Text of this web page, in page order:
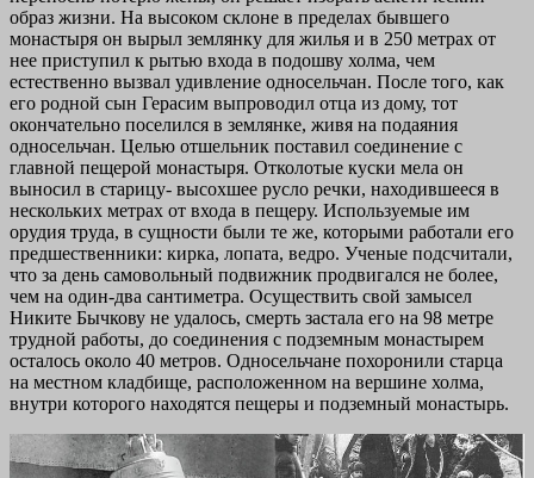
образ жизни. На высоком склоне в пределах бывшего
монастыря он вырыл землянку для жилья и в 250 метрах от
нее приступил к рытью входа в подошву холма, чем
естественно вызвал удивление односельчан. После того, как
его родной сын Герасим выпроводил отца из дому, тот
окончательно поселился в землянке, живя на подаяния
односельчан. Целью отшельник поставил соединение с
главной пещерой монастыря. Отколотые куски мела он
выносил в старицу- высохшее русло речки, находившееся в
нескольких метрах от входа в пещеру. Используемые им
орудия труда, в сущности были те же, которыми работали его
предшественники: кирка, лопата, ведро. Ученые подсчитали,
что за день самовольный подвижник продвигался не более,
чем на один-два сантиметра. Осуществить свой замысел
Никите Бычкову не удалось, смерть застала его на 98 метре
трудной работы, до соединения с подземным монастырем
осталось около 40 метров. Односельчане похоронили старца
на местном кладбище, расположенном на вершине холма,
внутри которого находятся пещеры и подземный монастырь.